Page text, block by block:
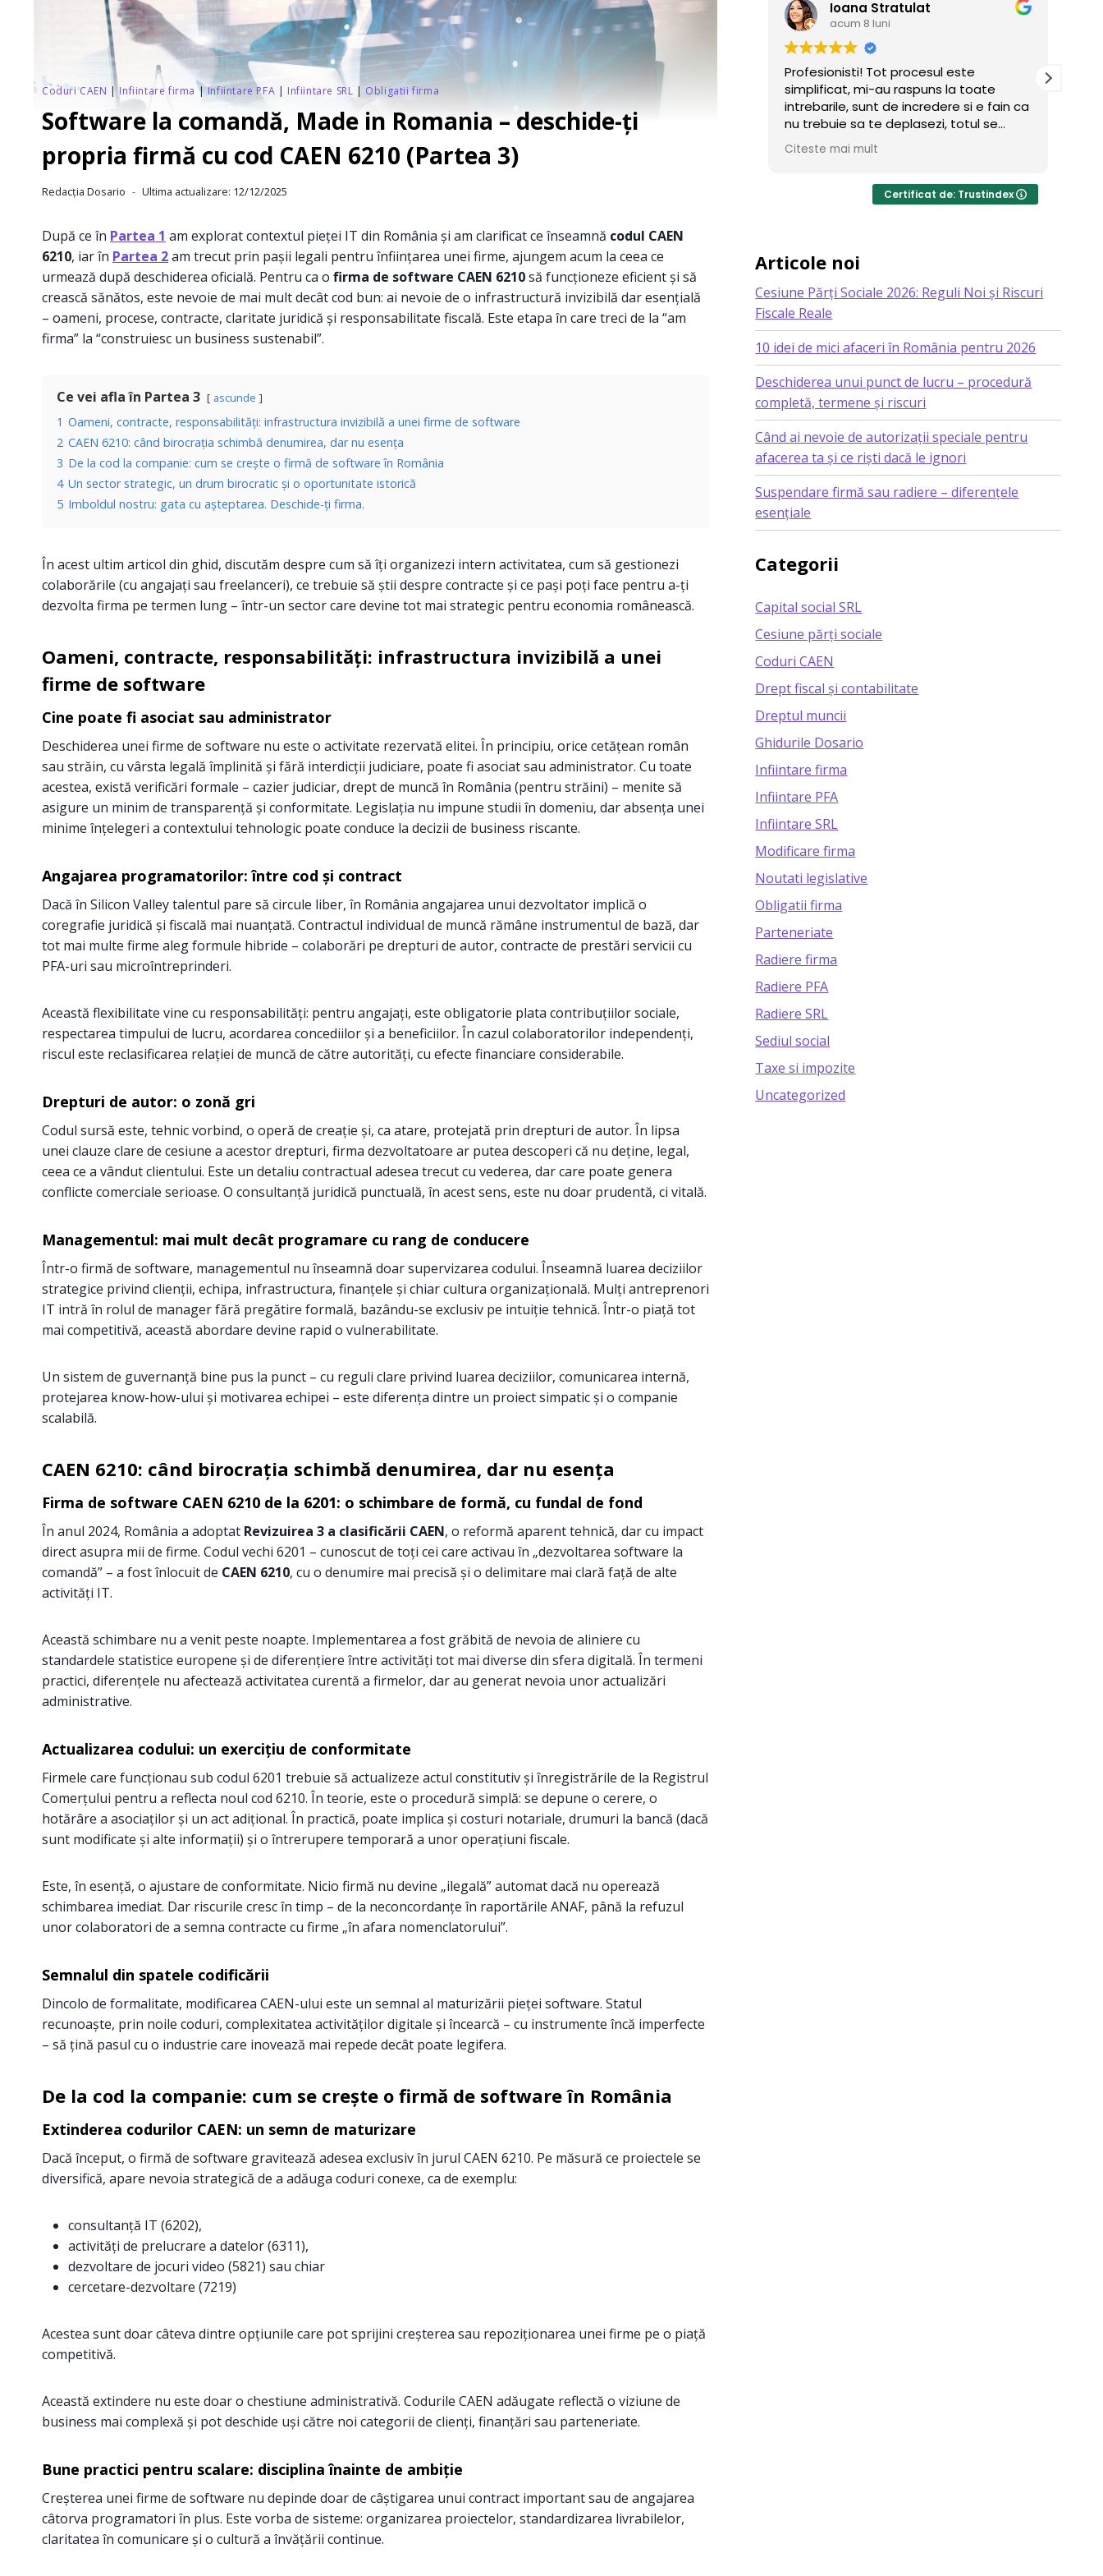
Coduri CAEN |Infiintare firma |Infiintare PFA | Infiintare SRL | Obligatii firma
Software la comandă, Made in Romania – deschide-ți
propria firmă cu cod CAEN 6210 (Partea 3)
Redacția Dosario Ultima actualizare: 12/12/2025
După ce în Partea 1 am explorat contextul pieței IT din România și am clarificat ce înseamnă codul CAEN
6210, iar în Partea 2am trecut prin pașii legali pentru înființarea unei firme, ajungem acum la ceea ce
urmează după deschiderea oficială. Pentru ca o firma de software CAEN 6210să funcționeze eficient și să
crească sănătos, este nevoie de mai mult decât cod bun: ai nevoie de o infrastructură invizibilă dar esențială
– oameni, procese, contracte, claritate juridică și responsabilitate fiscală. Este etapa în care treci de la “am
firma” la “construiesc un business sustenabil”.
Ce vei afla în Partea 3 ascunde
1 Oameni, contracte, responsabilități: infrastructura invizibilă a unei firme de software
2 CAEN 6210: când birocrația schimbă denumirea, dar nu esența
3 De la cod la companie: cum se crește o firmă de software în România
4 Un sector strategic, un drum birocratic și o oportunitate istorică
5 Imboldul nostru: gata cu așteptarea. Deschide-ți firma.
În acest ultim articol din ghid, discutăm despre cum să îți organizezi intern activitatea, cum să gestionezi
colaborările (cu angajați sau freelanceri), ce trebuie să știi despre contracte și ce pași poți face pentru a-ți
dezvolta firma pe termen lung – într-un sector care devine tot mai strategic pentru economia românească.
Oameni, contracte, responsabilități: infrastructura invizibilă a unei
firme de software
Cine poate fi asociat sau administrator
Deschiderea unei firme de software nu este o activitate rezervată elitei. În principiu, orice cetățean român
sau străin, cu vârsta legală împlinită și fără interdicții judiciare, poate fi asociat sau administrator. Cu toate
acestea, există verificări formale – cazier judiciar, drept de muncă în România (pentru străini) – menite să
asigure un minim de transparență și conformitate. Legislația nu impune studii în domeniu, dar absența unei
minime înțelegeri a contextului tehnologic poate conduce la decizii de business riscante.
Angajarea programatorilor: între cod și contract
Dacă în Silicon Valley talentul pare să circule liber, în România angajarea unui dezvoltator implică o
coregrafie juridică și fiscală mai nuanțată. Contractul individual de muncă rămâne instrumentul de bază, dar
tot mai multe firme aleg formule hibride – colaborări pe drepturi de autor, contracte de prestări servicii cu
PFA-uri sau microîntreprinderi.
Această flexibilitate vine cu responsabilități: pentru angajați, este obligatorie plata contribuțiilor sociale,
respectarea timpului de lucru, acordarea concediilor și a beneficiilor. În cazul colaboratorilor independenți,
riscul este reclasificarea relației de muncă de către autorități, cu efecte financiare considerabile.
Drepturi de autor: o zonă gri
Codul sursă este, tehnic vorbind, o operă de creație și, ca atare, protejată prin drepturi de autor. În lipsa
unei clauze clare de cesiune a acestor drepturi, firma dezvoltatoare ar putea descoperi că nu deține, legal,
ceea ce a vândut clientului. Este un detaliu contractual adesea trecut cu vederea, dar care poate genera
conflicte comerciale serioase. O consultanță juridică punctuală, în acest sens, este nu doar prudentă, ci vitală.
Managementul: mai mult decât programare cu rang de conducere
Într-o firmă de software, managementul nu înseamnă doar supervizarea codului. Înseamnă luarea deciziilor
strategice privind clienții, echipa, infrastructura, finanțele și chiar cultura organizațională. Mulți antreprenori
IT intră în rolul de manager fără pregătire formală, bazându-se exclusiv pe intuiție tehnică. Într-o piață tot
mai competitivă, această abordare devine rapid o vulnerabilitate.
Un sistem de guvernanță bine pus la punct – cu reguli clare privind luarea deciziilor, comunicarea internă,
protejarea know-how-ului și motivarea echipei – este diferența dintre un proiect simpatic și o companie
scalabilă.
CAEN 6210: când birocrația schimbă denumirea, dar nu esența
Firma de software CAEN 6210 de la 6201: o schimbare de formă, cu fundal de fond
În anul 2024, România a adoptat Revizuirea 3 a clasificării CAEN, o reformă aparent tehnică, dar cu impact
direct asupra mii de firme. Codul vechi 6201 – cunoscut de toți cei care activau în „dezvoltarea software la
comandă” – a fost înlocuit de CAEN 6210, cu o denumire mai precisă și o delimitare mai clară față de alte
activități IT.
Această schimbare nu a venit peste noapte. Implementarea a fost grăbită de nevoia de aliniere cu
standardele statistice europene și de diferențiere între activități tot mai diverse din sfera digitală. În termeni
practici, diferențele nu afectează activitatea curentă a firmelor, dar au generat nevoia unor actualizări
administrative.
Actualizarea codului: un exercițiu de conformitate
Firmele care funcționau sub codul 6201 trebuie să actualizeze actul constitutiv și înregistrările de la Registrul
Comerțului pentru a reflecta noul cod 6210. În teorie, este o procedură simplă: se depune o cerere, o
hotărâre a asociaților și un act adițional. În practică, poate implica și costuri notariale, drumuri la bancă (dacă
sunt modificate și alte informații) și o întrerupere temporară a unor operațiuni fiscale.
Este, în esență, o ajustare de conformitate. Nicio firmă nu devine „ilegală” automat dacă nu operează
schimbarea imediat. Dar riscurile cresc în timp – de la neconcordanțe în raportările ANAF, până la refuzul
unor colaboratori de a semna contracte cu firme „în afara nomenclatorului”.
Semnalul din spatele codificării
Dincolo de formalitate, modificarea CAEN-ului este un semnal al maturizării pieței software. Statul
recunoaște, prin noile coduri, complexitatea activităților digitale și încearcă – cu instrumente încă imperfecte
– să țină pasul cu o industrie care inovează mai repede decât poate legifera.
De la cod la companie: cum se crește o firmă de software în România
Extinderea codurilor CAEN: un semn de maturizare
Dacă început, o firmă de software gravitează adesea exclusiv în jurul CAEN 6210. Pe măsură ce proiectele se
diversifică, apare nevoia strategică de a adăuga coduri conexe, ca de exemplu:
consultanță IT (6202),
activități de prelucrare a datelor (6311),
dezvoltare de jocuri video (5821) sau chiar
cercetare-dezvoltare (7219)
Acestea sunt doar câteva dintre opțiunile care pot sprijini creșterea sau repoziționarea unei firme pe o piață
competitivă.
Această extindere nu este doar o chestiune administrativă. Codurile CAEN adăugate reflectă o viziune de
business mai complexă și pot deschide uși către noi categorii de clienți, finanțări sau parteneriate.
Bune practici pentru scalare: disciplina înainte de ambiție
Creșterea unei firme de software nu depinde doar de câștigarea unui contract important sau de angajarea
câtorva programatori în plus. Este vorba de sisteme: organizarea proiectelor, standardizarea livrabilelor,
claritatea în comunicare și o cultură a învățării continue.
Ioana Stratulat
acum 8 luni
Profesionisti! Tot procesul este
simplificat, mi-au raspuns la toate
intrebarile, sunt de incredere si e fain ca
nu trebuie sa te deplasezi, totul se
intampla online.
Daca voi mai deschide firme, sigur tot
Citeste mai mult
Teama
Certificat de: Trustindex
Articole noi
Cesiune Părți Sociale 2026: Reguli Noi și Riscuri
Fiscale Reale
10 idei de mici afaceri în România pentru 2026
Deschiderea unui punct de lucru – procedură
completă, termene și riscuri
Când ai nevoie de autorizații speciale pentru
afacerea ta și ce riști dacă le ignori
Suspendare firmă sau radiere – diferențele
esențiale
Categorii
Capital social SRL
Cesiune părți sociale
Coduri CAEN
Drept fiscal și contabilitate
Dreptul muncii
Ghidurile Dosario
Infiintare firma
Infiintare PFA
Infiintare SRL
Modificare firma
Noutati legislative
Obligatii firma
Parteneriate
Radiere firma
Radiere PFA
Radiere SRL
Sediul social
Taxe si impozite
Uncategorized